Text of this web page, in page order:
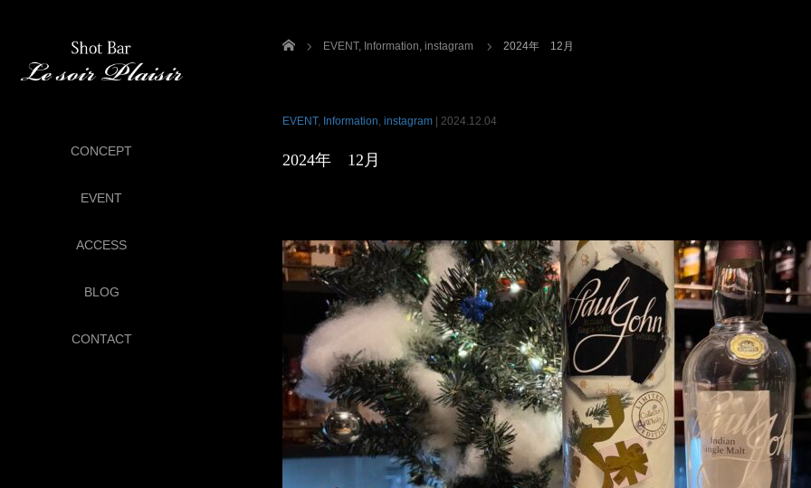
CONCEPT
EVENT
ACCESS
BLOG
CONTACT
ホーム EVENT, Information, instagram 2024年 12月
EVENT, Information, instagram| 2024.12.04
2024年 12月